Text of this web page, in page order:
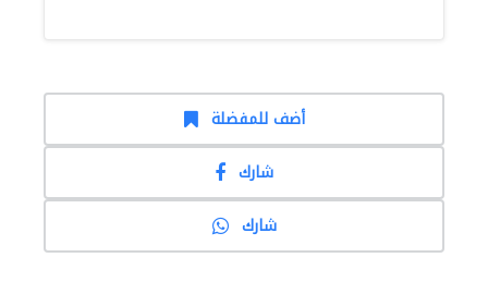
أضف للمفضلة
شارك
شارك